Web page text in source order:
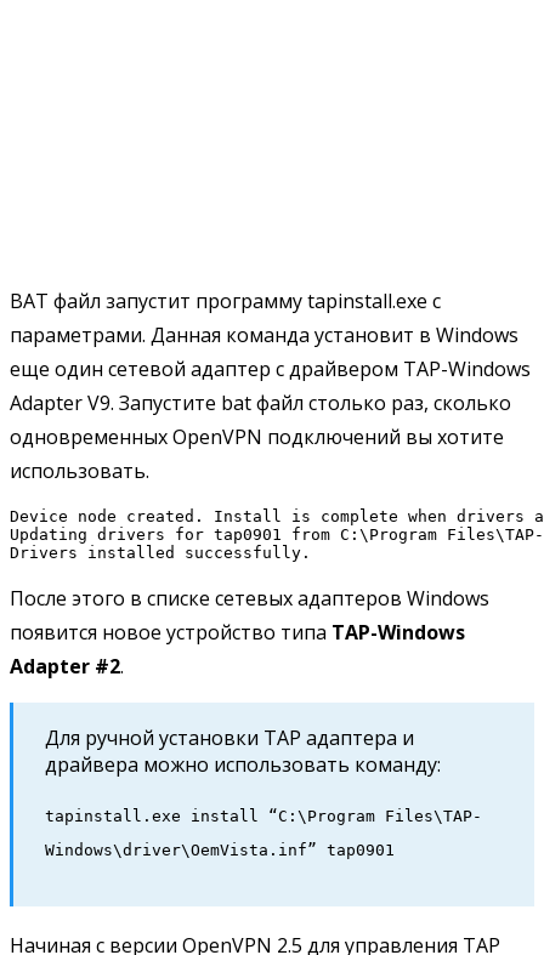
BAT файл запустит программу tapinstall.exe с
параметрами. Данная команда установит в Windows
еще один сетевой адаптер c драйвером TAP-Windows
Adapter V9. Запустите bat файл столько раз, сколько
одновременных OpenVPN подключений вы хотите
использовать.
Device node created. Install is complete when
Updating drivers for tap0901 from C:\Program
Drivers installed successfully.
После этого в списке сетевых адаптеров Windows
появится новое устройство типа TAP-Windows
Adapter #2.
Для ручной установки TAP адаптера и
драйвера можно использовать команду:
tapinstall.exe install “C:\Program Files\TAP-
Windows\driver\OemVista.inf” tap0901
Начиная с версии OpenVPN 2.5 для управления TAP